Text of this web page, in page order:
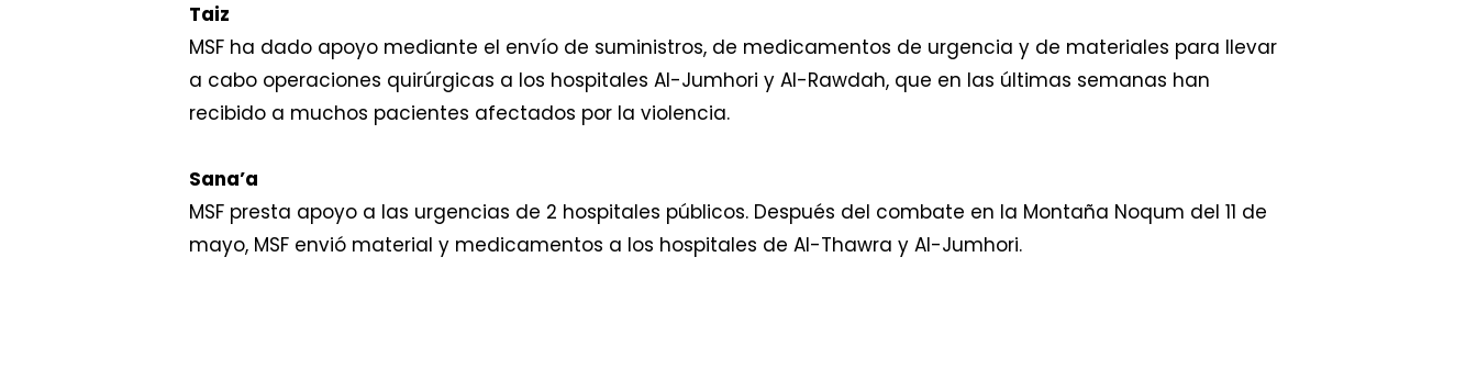
Taiz
MSF ha dado apoyo mediante el envío de suministros, de medicamentos de urgencia y de materiales para llevar
a cabo operaciones quirúrgicas a los hospitales Al-Jumhori y Al-Rawdah, que en las últimas semanas han
recibido a muchos pacientes afectados por la violencia.
Sana’a
MSF presta apoyo a las urgencias de 2 hospitales públicos. Después del combate en la Montaña Noqum del 11 de
mayo, MSF envió material y medicamentos a los hospitales de Al-Thawra y Al-Jumhori.